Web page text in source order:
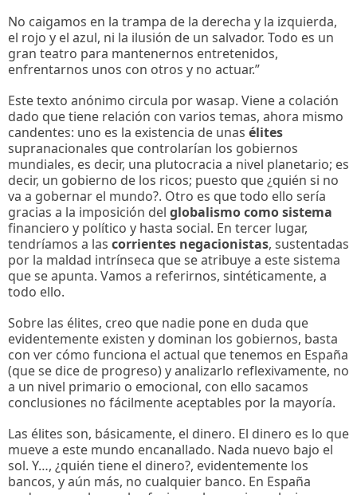
No caigamos en la trampa de la derecha y la izquierda,
el rojo y el azul, ni la ilusión de un salvador. Todo es un
gran teatro para mantenernos entretenidos,
enfrentarnos unos con otros y no actuar.”
Este texto anónimo circula por wasap. Viene a colación
dado que tiene relación con varios temas, ahora mismo
candentes: uno es la existencia de unas élites
supranacionales que controlarían los gobiernos
mundiales, es decir, una plutocracia a nivel planetario; es
decir, un gobierno de los ricos; puesto que ¿quién si no
va a gobernar el mundo?. Otro es que todo ello sería
gracias a la imposición del globalismo como sistema
financiero y político y hasta social. En tercer lugar,
tendríamos a las corrientes negacionistas, sustentadas
por la maldad intrínseca que se atribuye a este sistema
que se apunta. Vamos a referirnos, sintéticamente, a
todo ello.
Sobre las élites, creo que nadie pone en duda que
evidentemente existen y dominan los gobiernos, basta
con ver cómo funciona el actual que tenemos en España
(que se dice de progreso) y analizarlo reflexivamente, no
a un nivel primario o emocional, con ello sacamos
conclusiones no fácilmente aceptables por la mayoría.
Las élites son, básicamente, el dinero. El dinero es lo que
mueve a este mundo encanallado. Nada nuevo bajo el
sol. Y…, ¿quién tiene el dinero?, evidentemente los
bancos, y aún más, no cualquier banco. En España